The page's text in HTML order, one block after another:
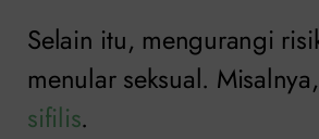
Selain itu, mengurangi
menular seksual. Misalnya,
sifilis.